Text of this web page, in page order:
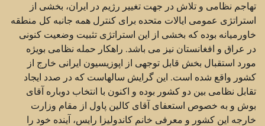
تهاجم نظامی و تلاش در جهت تغییر رژیم در ایران، بخشی از
استراتژی عمومی ایالات متحده برای کنترل همه جانبه کل منطقه
خاورمیانه بوده که بخشی از این استراتژی تثبیت وضعیت کنونی
در عراق و افغانستان نیز می باشد. راهکار حمله نظامی بویژه
مورد استقبال بخش قابل توجهی از اپوزیسیون ایرانی خارج از
کشور واقع شده است. این گرایش سالهاست که در صدد ایجاد
تقابل نظامی بین دو کشور بوده و اکنون با انتخاب دوباره آقای
بوش و به خصوص استعفای آقای کالین پاول از مقام وزارت
خارجه این کشور و معرفی خانم کاندولیزا رایس، آینده خود را